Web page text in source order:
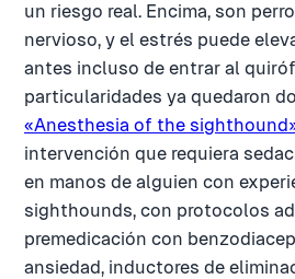
un riesgo real. Encima, son
nervioso, y el estrés puede
antes incluso de entrar al
particularidades ya quedaron
«Anesthesia of the
intervención que requiera
en manos de alguien con
sighthounds, con protocolos
premedicación con
ansiedad, inductores de